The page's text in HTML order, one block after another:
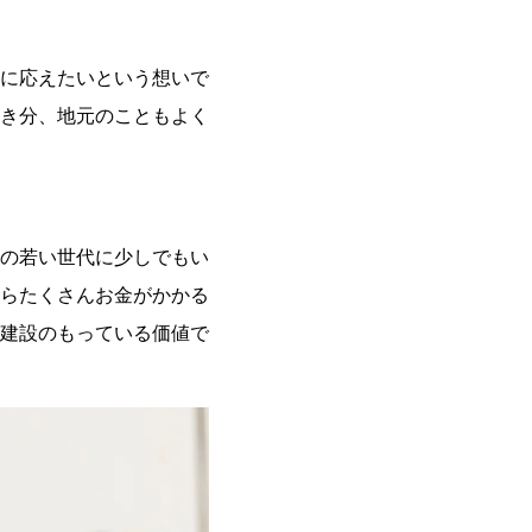
応えたいという想いで
分、地元のこともよく
若い世代に少しでもい
たくさんお金がかかる
設のもっている価値で